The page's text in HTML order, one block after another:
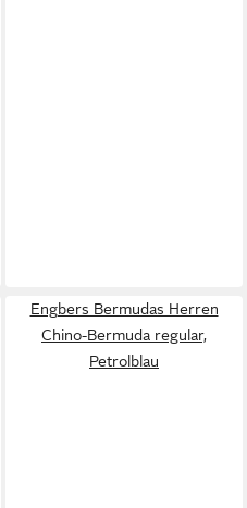
Engbers Bermudas Herren
Chino-Bermuda regular,
Petrolblau